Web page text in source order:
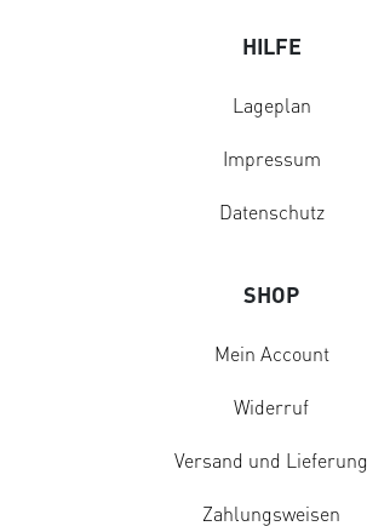
HILFE
Lageplan
Impressum
Datenschutz
SHOP
Mein Account
Widerruf
Versand und Lieferung
Zahlungsweisen